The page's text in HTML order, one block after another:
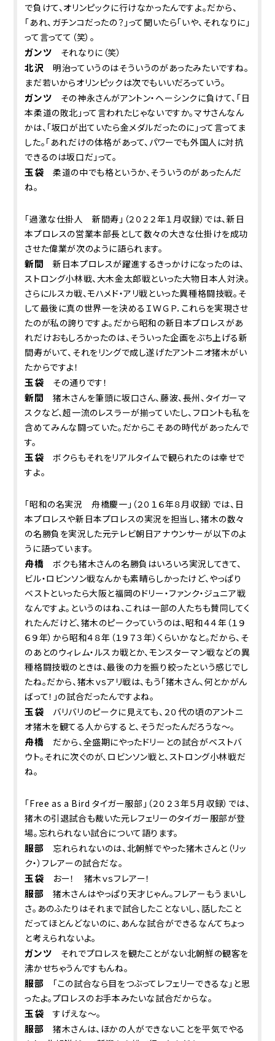
で負けて、オリンピックに行けなかったんですよ。だから、
「あれ、ガチンコだったの？」って聞いたら「いや、それなりに」
って言ってて（笑）。
ガンツ それなりに（笑）
北沢 明治っていうのはそういうのがあったみたいですね。
まだ若いからオリンピックは次でもいいだろっていう。
ガンツ その神永さんがアントン・ヘーシンクに負けて、「日
本柔道の敗北」って言われたじゃないですか。マサさんなん
かは、「坂口が出ていたら金メダルだったのに」って言ってま
した。「あれだけの体格があって、パワーでも外国人に対抗
できるのは坂口だ」って。
玉袋 柔道の中でも格というか、そういうのがあったんだ
ね。
「過激な仕掛人 新間寿」（２０２２年１月収録）では、新日
本プロレスの営業本部長として数々の大きな仕掛けを成功
させた偉業が次のように語られます。
新間 新日本プロレスが躍進するきっかけになったのは、
ストロング小林戦、大木金太郎戦といった大物日本人対決。
さらにルスカ戦、モハメド・アリ戦といった異種格闘技戦。そ
して最後に真の世界一を決めるＩＷＧＰ．これらを実現させ
たのが私の誇りですよ。だから昭和の新日本プロレスがあ
れだけおもしろかったのは、そういった企画をぶち上げる新
間寿がいて、それをリングで成し遂げたアントニオ猪木がい
たからですよ！
玉袋 その通りです！
新間 猪木さんを筆頭に坂口さん、藤波、長州、タイガーマ
スクなど、超一流のレスラーが揃っていたし、フロントも私を
含めてみんな闘っていた。だからこそあの時代があったんで
す。
玉袋 ボクらもそれをリアルタイムで観られたのは幸せで
すよ。
「昭和の名実況 舟橋慶一」（２０１６年８月収録）では、日
本プロレスや新日本プロレスの実況を担当し、猪木の数々
の名勝負を実況した元テレビ朝日アナウンサーが以下のよ
うに語っています。
舟橋 ボクも猪木さんの名勝負はいろいろ実況してきて、
ビル・ロビンソン戦なんかも素晴らしかったけど、やっぱり
ベストといったら大阪と福岡のドリー・ファンク・ジュニア戦
なんですよ。というのはね、これは一部の人たちも賛同してく
れたんだけど、猪木のピークっていうのは、昭和４４年（１９
６９年）から昭和４８年（１９７３年）くらいかなと。だから、そ
のあとのウィレム・ルスカ戦とか、モンスターマン戦などの異
種格闘技戦のときは、最後の力を振り絞ったという感じでし
たね。だから、猪木ｖｓアリ戦は、もう「猪木さん、何とかがん
ばって！」の試合だったんですよね。
玉袋 バリバリのピークに見えても、２０代の頃のアントニ
オ猪木を観てる人からすると、そうだったんだろうな～。
舟橋 だから、全盛期にやったドリーとの試合がベストバ
ウト。それに次ぐのが、ロビンソン戦と、ストロング小林戦だ
ね。
「Free as a Bird タイガー服部」（２０２３年５月収録）では、
猪木の引退試合も裁いた元レフェリーのタイガー服部が登
場。忘れられない試合について語ります。
服部 忘れられないのは、北朝鮮でやった猪木さんと（リッ
ク・）フレアーの試合だな。
玉袋 おー！ 猪木ｖｓフレアー！
服部 猪木さんはやっぱり天才じゃん。フレアーもうまいし
さ。あのふたりはそれまで試合したことないし、話したこと
だってほとんどないのに、あんな試合ができるなんてちょっ
と考えられないよ。
ガンツ それでプロレスを観たことがない北朝鮮の観客を
沸かせちゃうんですもんね。
服部 「この試合なら目をつぶってレフェリーできるな」と思
ったよ。プロレスのお手本みたいな試合だからな。
玉袋 すげえな～。
服部 猪木さんは、ほかの人ができないことを平気でやる